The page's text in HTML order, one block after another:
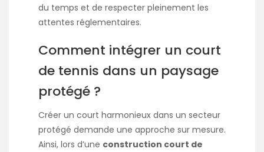
du temps et de respecter pleinement les
attentes réglementaires.
Comment intégrer un court
de tennis dans un paysage
protégé ?
Créer un court harmonieux dans un secteur
protégé demande une approche sur mesure.
Ainsi, lors d’une construction court de